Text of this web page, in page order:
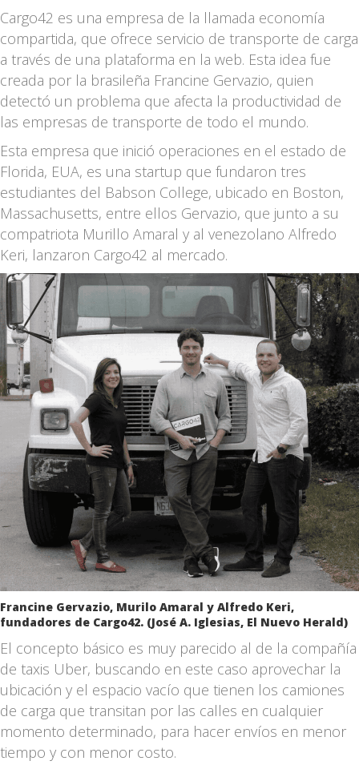
Cargo42 es una empresa de la llamada economía
compartida, que ofrece servicio de transporte de carga
a través de una plataforma en la web. Esta idea fue
creada por la brasileña Francine Gervazio, quien
detectó un problema que afecta la productividad de
las empresas de transporte de todo el mundo.
Esta empresa que inició operaciones en el estado de
Florida, EUA, es una startup que fundaron tres
estudiantes del Babson College, ubicado en Boston,
Massachusetts, entre ellos Gervazio, que junto a su
compatriota Murillo Amaral y al venezolano Alfredo
Keri, lanzaron Cargo42 al mercado.
Francine Gervazio, Murilo Amaral y Alfredo Keri,
fundadores de Cargo42. (José A. Iglesias, El Nuevo Herald)
El concepto básico es muy parecido al de la compañía
de taxis Uber, buscando en este caso aprovechar la
ubicación y el espacio vacío que tienen los camiones
de carga que transitan por las calles en cualquier
momento determinado, para hacer envíos en menor
tiempo y con menor costo.